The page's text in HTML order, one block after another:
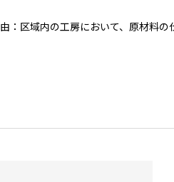
区域内の工房において、原材料